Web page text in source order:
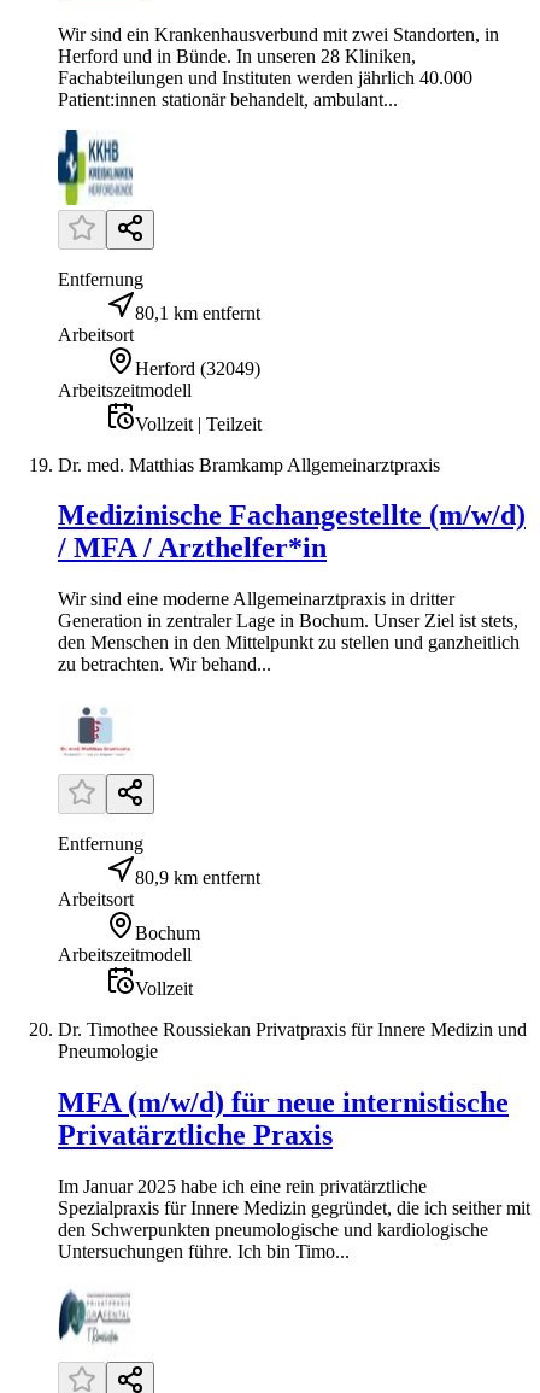
Wir sind ein Krankenhausverbund mit zwei Standorten, in
Herford und in Bünde. In unseren 28 Kliniken,
Fachabteilungen und Instituten werden jährlich 40.000
Patient:innen stationär behandelt, ambulant...
Entfernung
80,1 km entfernt
Arbeitsort
Herford (32049)
Arbeitszeitmodell
Vollzeit | Teilzeit
Dr. med. Matthias Bramkamp Allgemeinarztpraxis
Medizinische Fachangestellte (m/w/d)
/ MFA / Arzthelfer*in
Wir sind eine moderne Allgemeinarztpraxis in dritter
Generation in zentraler Lage in Bochum. Unser Ziel ist stets,
den Menschen in den Mittelpunkt zu stellen und ganzheitlich
zu betrachten. Wir behand...
Entfernung
80,9 km entfernt
Arbeitsort
Bochum
Arbeitszeitmodell
Vollzeit
Dr. Timothee Roussiekan Privatpraxis für Innere Medizin und
Pneumologie
MFA (m/w/d) für neue internistische
Privatärztliche Praxis
Im Januar 2025 habe ich eine rein privatärztliche
Spezialpraxis für Innere Medizin gegründet, die ich seither mit
den Schwerpunkten pneumologische und kardiologische
Untersuchungen führe. Ich bin Timo...